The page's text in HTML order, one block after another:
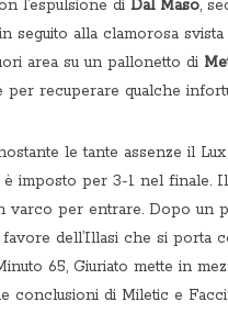
l’espulsione di Dal Maso,
alla clamorosa
area su un pallonetto di
recuperare qualche
le tante assenze il
è imposto per 3-1 nel finale.
varco per entrare. Dopo un
dell’Illasi che si porta
65, Giuriato mette in
conclusioni di Miletic e